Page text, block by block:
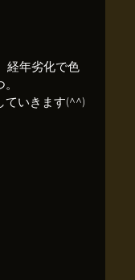
経年劣化で色
ていきます(^^)